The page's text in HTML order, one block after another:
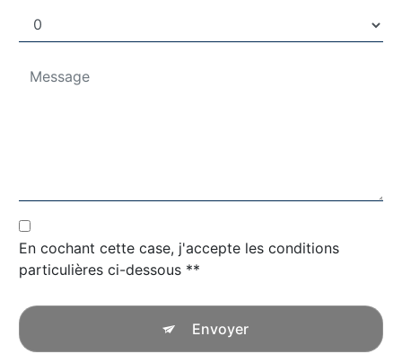
En cochant cette case, j'accepte les conditions
particulières ci-dessous **
Envoyer